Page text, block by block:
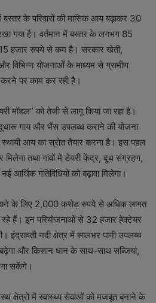
बस्तर के परिवारों की मासिक आय बढ़ाकर 30
गया है। वर्तमान में बस्तर के लगभग 85
15 हजार रुपये से कम है। सरकार खेती,
विभिन्न योजनाओं के माध्यम से ग्रामीण
करने पर काम कर रही है।
मॉडल” को तेजी से लागू किया जा रहा है।
दुधारू गाय और भैंस उपलब्ध कराने की योजना
स्थायी आय का स्रोत तैयार करना है। इस पहल
तथा गांवों में डेयरी केंद्र, दूध संग्रहण,
आर्थिक गतिविधियों को बढ़ावा मिलेगा।
के लिए 2,000 करोड़ रुपये से अधिक लागत
हैं। इन परियोजनाओं से 32 हजार हेक्टेयर
इंद्रावती नदी क्षेत्र में सालभर पानी उपलब्ध
और किसान धान के साथ-साथ सब्जियां,
सकेंगे।
क्षेत्रों में स्वास्थ्य सेवाओं को मजबूत बनाने के